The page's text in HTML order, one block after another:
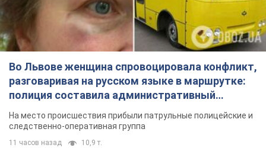
Во Львове женщина спровоцировала конфликт,
разговаривая на русском языке в маршрутке:
полиция составила административный
протокол. Видео
На место происшествия прибыли патрульные полицейские и
следственно-оперативная группа
11 часов назад 10,9 т.